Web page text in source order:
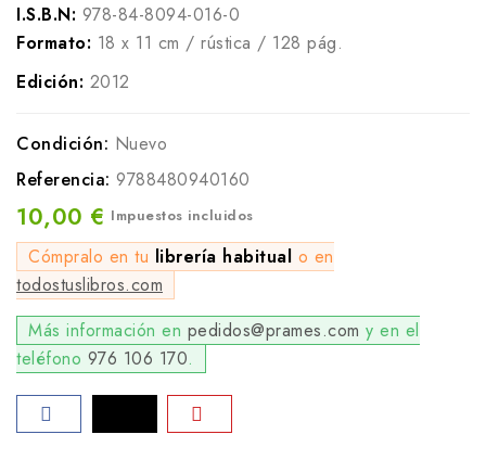
I.S.B.N: 978-84-8094-016-0
Formato: 18 x 11 cm / rústica / 128 pág.
Edición: 2012
Condición: Nuevo
Referencia: 9788480940160
10,00 € Impuestos incluidos
Cómpralo en tu librería habitual o en
todostuslibros.com
Más información en pedidos@prames.com y en el
teléfono 976 106 170.